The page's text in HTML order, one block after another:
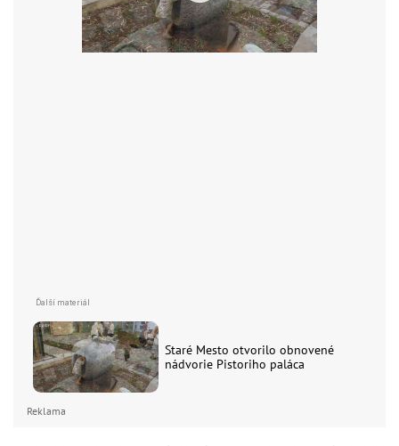
Staré Mesto otvorilo obnovené
nádvorie Pistoriho paláca
Reklama